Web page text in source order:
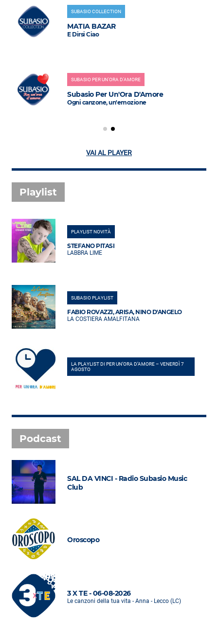
SUBASIO COLLECTION
MATIA BAZAR
E Dirsi Ciao
SUBASIO PER UN'ORA D'AMORE
Subasio Per Un'Ora D'Amore
Ogni canzone, un'emozione
VAI AL PLAYER
Playlist
PLAYLIST NOVITÀ
STEFANO PITASI
LABBRA LIME
SUBASIO PLAYLIST
FABIO ROVAZZI, ARISA, NINO D'ANGELO
LA COSTIERA AMALFITANA
LA PLAYLIST DI PER UN’ORA D’AMORE – VENERDÌ 7
AGOSTO
Podcast
SAL DA VINCI - Radio Subasio Music
Club
Oroscopo
3 X TE - 06-08-2026
Le canzoni della tua vita - Anna - Lecco (LC)